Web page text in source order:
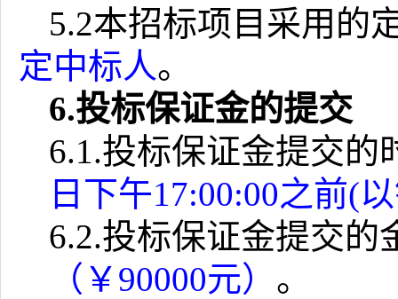
5.2本招标项目采用的
定中标人。
6.投标保证金的提交
6.1.投标保证金提交的
日下午17:00:00之前(
6.2.投标保证金提交的
（￥90000元） 。